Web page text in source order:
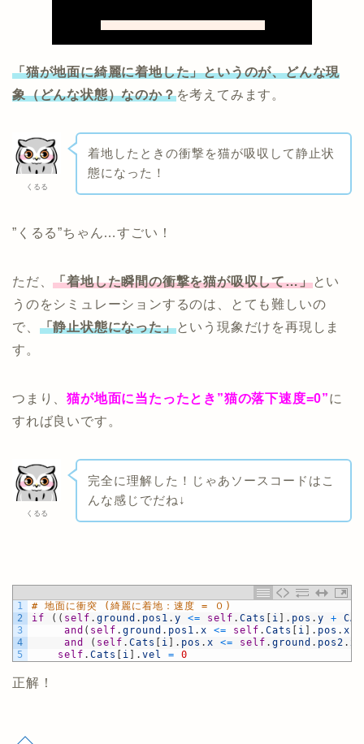
「猫が地面に綺麗に着地した」というのが、どんな現
象（どんな状態）なのか？を考えてみます。
くるる
着地したときの衝撃を猫が吸収して静止状
態になった！
”くるる”ちゃん…すごい！
ただ、「着地した瞬間の衝撃を猫が吸収して…」とい
うのをシミュレーションするのは、とても難しいの
で、 「静止状態になった」という現象だけを再現しま
す。
つまり、猫が地面に当たったとき”猫の落下速度=0”に
すれば良いです。
くるる
完全に理解した！じゃあソースコードはこ
んな感じでだね↓
1
2
3
4
5
# 地面に衝突 (綺麗に着地：速度 = ０)
if
( ( self . ground . pos1 . y <= self . Cats [ i ] . pos . y +
and ( self . ground . pos1 . x <= self . Cats [ i ] . pos . x
and
( self . Cats [ i ] . pos . x <= self . ground . pos2 . x
self . Cats [ i ] . vel = 0
正解！